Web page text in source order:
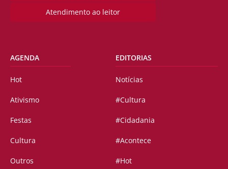
Atendimento ao leitor
AGENDA
Hot
Ativismo
Festas
Cultura
Outros
EDITORIAS
Notícias
#Cultura
#Cidadania
#Acontece
#Hot